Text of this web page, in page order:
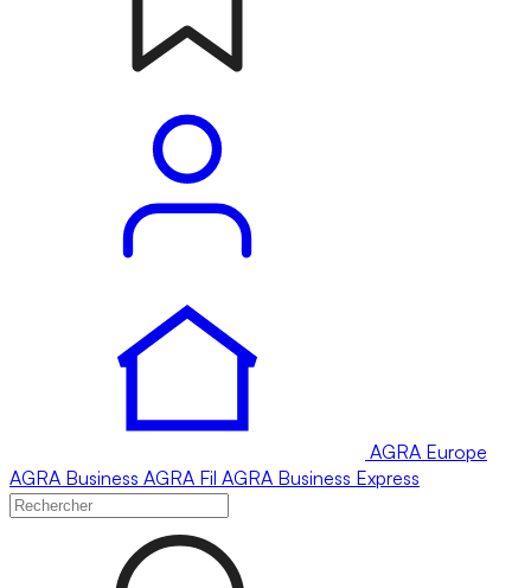
AGRA Europe
AGRA Business AGRA Fil AGRA Business Express